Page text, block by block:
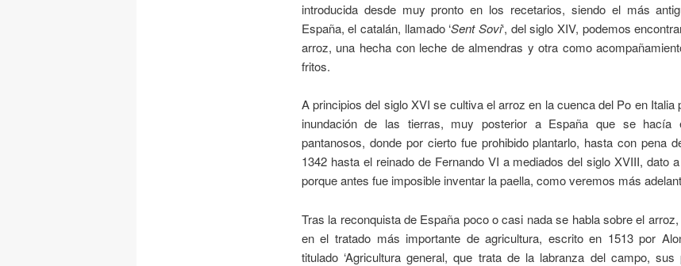
introducida desde muy pronto en los recetarios, siendo el más
España, el catalán, llamado ‘Sent Sovi‘, del siglo XIV, podemos
arroz, una hecha con leche de almendras y otra como
fritos.
A principios del siglo XVI se cultiva el arroz en la cuenca del Po en Italia
inundación de las tierras, muy posterior a España que se hacía
pantanosos, donde por cierto fue prohibido plantarlo, hasta con pena
1342 hasta el reinado de Fernando VI a mediados del siglo XVIII, dato
porque antes fue imposible inventar la paella, como veremos más
Tras la reconquista de España poco o casi nada se habla sobre el
en el tratado más importante de agricultura, escrito en 1513 por
titulado ‘Agricultura general, que trata de la labranza del campo, sus